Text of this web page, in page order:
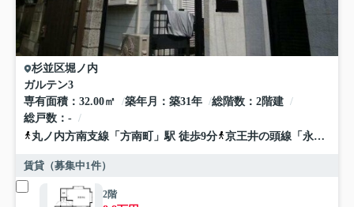
杉並区堀ノ内
ガルテン3
専有面積
32.00㎡ 築年月 築31年 総階数
2階建
総戸数
-
丸ノ内方南支線 「 方南町 」駅 徒歩9分 京王井の頭線 「 永福町
賃貸（募集中1件）
2階